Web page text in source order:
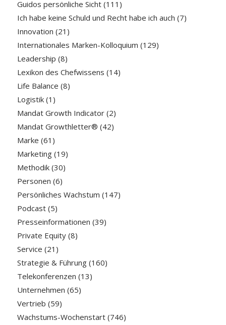
Guidos persönliche Sicht(111)
Ich habe keine Schuld und Recht habe ich auch (7)
Innovation (21)
Internationales Marken-Kolloquium (129)
Leadership (8)
Lexikon des Chefwissens (14)
Life Balance (8)
Logistik(1)
Mandat Growth Indicator(2)
Mandat Growthletter® (42)
Marke (61)
Marketing(19)
Methodik(30)
Personen (6)
Persönliches Wachstum (147)
Podcast(5)
Presseinformationen (39)
Private Equity(8)
Service (21)
Strategie & Führung(160)
Telekonferenzen (13)
Unternehmen (65)
Vertrieb (59)
Wachstums-Wochenstart(746)